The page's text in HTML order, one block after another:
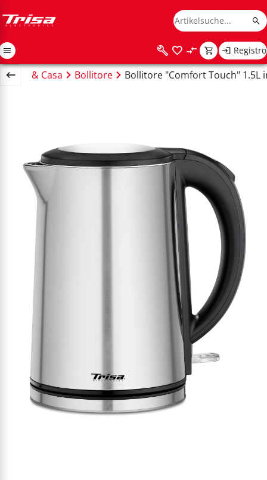
Registro
& Casa Bollitore Bollitore "Comfort Touch" 1.5L